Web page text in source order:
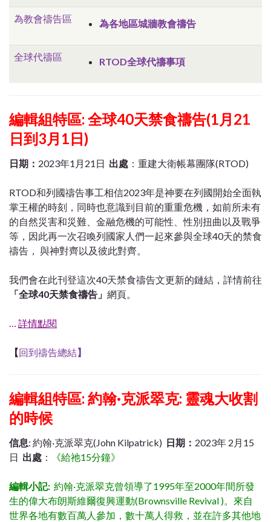
為教會禱告區 為各地區城牆教會禱告
全球代禱區 RTOD全球代禱事項
編輯組特區: 全球40天禁食禱告(1月21
日到3月1日)
日期： 2023年1月21日 出處 ：重建大衛帳幕團隊(RTOD)
RTOD和列國禱告事工相信2023年是神要在列國開始全面執
掌王權的時刻，同時也意識到目前的重重危機，如前所未有
的自然災害和災難、金融危機的可能性、性別扭曲以及戰爭
等，因此再一次召喚列國家人們一起來參與全球40天的禁食
禱告， 與神對齊以及彼此對齊。
我們會在此刊登這次40天禁食禱告文更新的鏈結，詳情前往
「全球40天禁食禱告」 網頁。
詳情點閱
【回到禱告總結】
編輯組特區: 約翰·克派翠克: 靈魂大收割
的時候
信息: 約翰·克派翠克(John Kilpatrick) 日期： 2023年 2月15
日 出處 ： 《給祂15分鐘》
編輯小記: 約翰·克派翠克曾領導了1995年至2000年間所發
生的偉大布朗斯維爾復興運動(Brownsville Revival )。來自
世界各地有數百萬人參加，數十萬人得救，並在許多其他地